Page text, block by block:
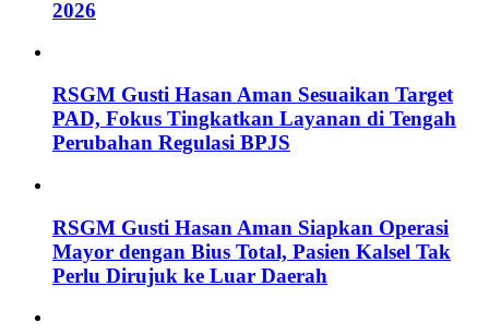
2026
RSGM Gusti Hasan Aman Sesuaikan Target
PAD, Fokus Tingkatkan Layanan di Tengah
Perubahan Regulasi BPJS
RSGM Gusti Hasan Aman Siapkan Operasi
Mayor dengan Bius Total, Pasien Kalsel Tak
Perlu Dirujuk ke Luar Daerah